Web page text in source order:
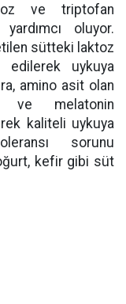
ve triptofan
oluyor.
sütteki laktoz
uykuya
amino asit olan
ve melatonin
kaliteli uykuya
sorunu
kefir gibi süt